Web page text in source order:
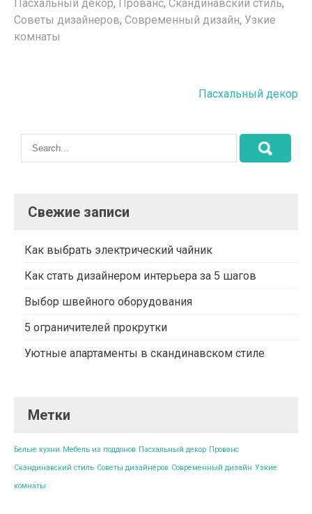
Пасхальный декор, Прованс, Скандинавский стиль,
Советы дизайнеров, Современный дизайн, Узкие
комнаты
записям
Пасхальный декор
Свежие записи
Как выбрать электрический чайник
Как стать дизайнером интерьера за 5 шагов
Выбор швейного оборудования
5 ограничителей прокрутки
Уютные апартаменты в скандинавском стиле
Метки
Белые кухни Мебель из поддонов Пасхальный декор Прованс
Скандинавский стиль Советы дизайнеров Современный дизайн Узкие
комнаты